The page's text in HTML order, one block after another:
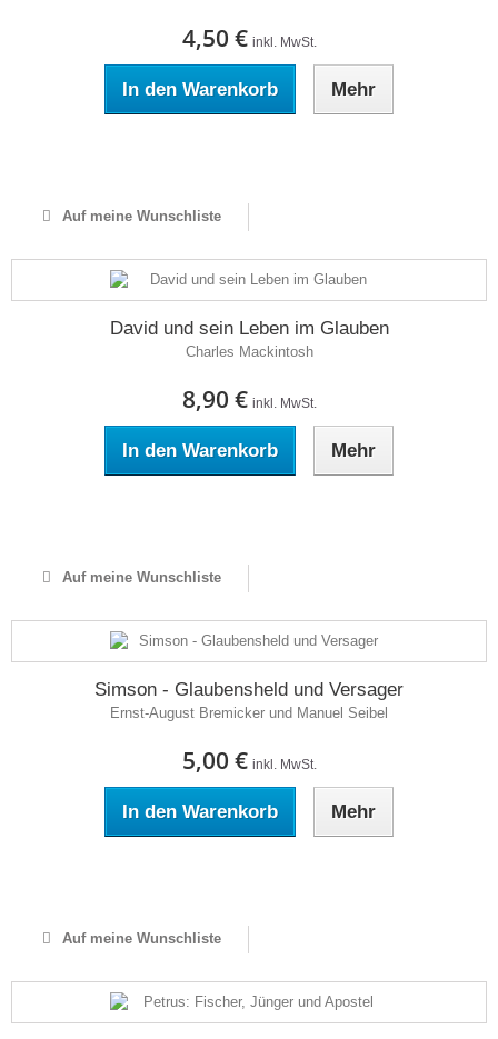
4,50 € inkl. MwSt.
In den Warenkorb Mehr
Auf meine Wunschliste
David und sein Leben im Glauben
Charles Mackintosh
8,90 € inkl. MwSt.
In den Warenkorb Mehr
Auf meine Wunschliste
Simson - Glaubensheld und Versager
Ernst-August Bremicker und Manuel Seibel
5,00 € inkl. MwSt.
In den Warenkorb Mehr
Auf meine Wunschliste